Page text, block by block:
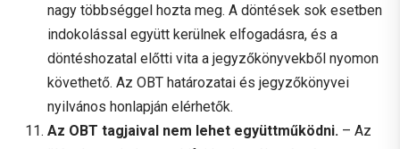
nagy többséggel hozta meg. A döntések sok esetben
indokolással együtt kerülnek elfogadásra, és a
döntéshozatal előtti vita a jegyzőkönyvekből nyomon
követhető. Az OBT határozatai és jegyzőkönyvei
nyilvános honlapján elérhetők.
Az OBT tagjaival nem lehet együttműködni. – Az